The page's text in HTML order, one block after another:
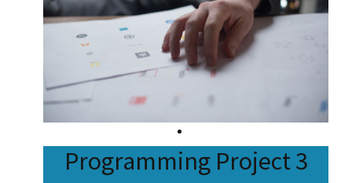
Programming Project 3